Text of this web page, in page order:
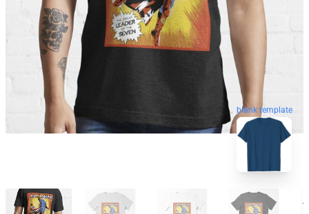
blank template